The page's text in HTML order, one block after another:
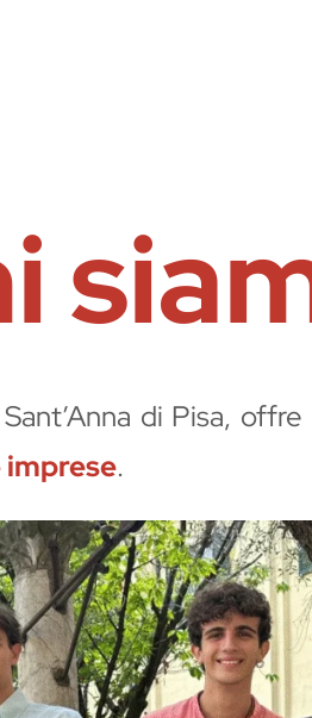
di Pisa,
imprese.